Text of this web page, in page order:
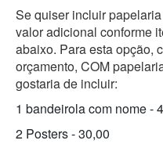
Se quiser incluir
valor adicional conforme
abaixo. Para esta opção,
orçamento, COM
gostaria de incluir:
1 bandeirola com nome -
2 Posters - 30,00